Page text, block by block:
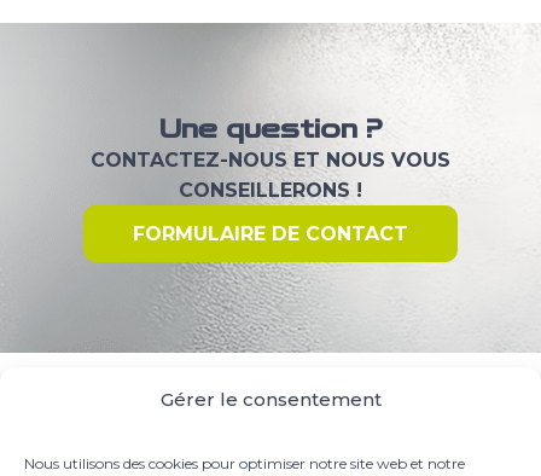
Gérer le consentement
Nous utilisons des cookies pour optimiser notre site web et notre
Une question ?
CONTACTEZ-NOUS ET NOUS VOUS
CONSEILLERONS !
FORMULAIRE DE CONTACT